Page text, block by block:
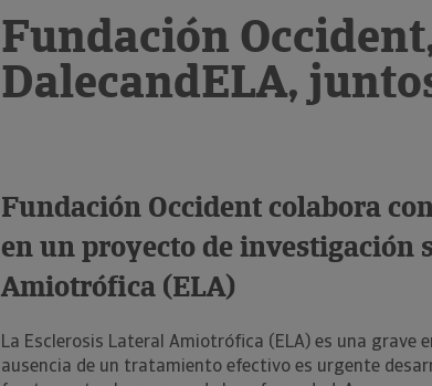
Fundación
DalecandELA,
Fundación Occident colabora
en un proyecto de investigación
Amiotrófica (ELA)
La Esclerosis Lateral Amiotrófica (ELA) es una grave
ausencia de un tratamiento efectivo es urgente